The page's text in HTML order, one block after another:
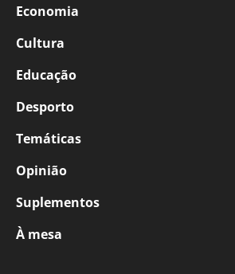
Economia
Cultura
Educação
Desporto
Temáticas
Opinião
Suplementos
À mesa